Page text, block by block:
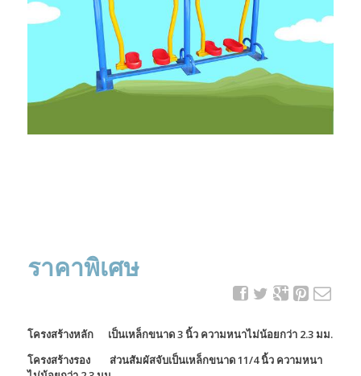
ราคาพิเศษ
โครงสร้างหลัก เป็นเหล็กขนาด 3 นิ้ว ความหนาไม่น้อยกว่า 2.3 มม.
โครงสร้างรอง ส่วนสัมผัสจับเป็นเหล็กขนาด 11/4 นิ้ว ความหนา